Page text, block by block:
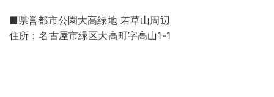
■県営都市公園大高緑地 若草山周辺
住所：名古屋市緑区大高町字高山1-1